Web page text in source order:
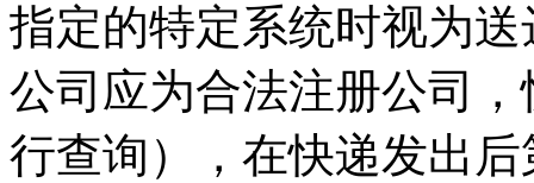
指定的特定系统时视为
公司应为合法注册公司
行查询），在快递发出